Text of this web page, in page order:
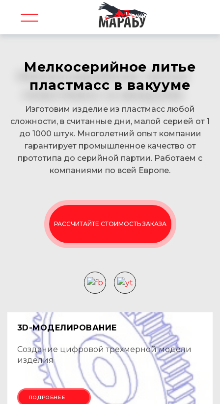
Мелкосерийное литье
пластмасс в вакууме
Изготовим изделие из пластмасс любой
сложности, в считанные дни, малой серией от 1
до 1000 штук. Многолетний опыт компании
гарантирует промышленное качество от
прототипа до серийной партии. Работаем с
компаниями по всей Европе.
РАССЧИТАЙТЕ СТОИМОСТЬ ЗАКАЗА
3D-МОДЕЛИРОВАНИЕ
Создание цифровой трехмерной модели
изделия
ПОДРОБНЕЕ